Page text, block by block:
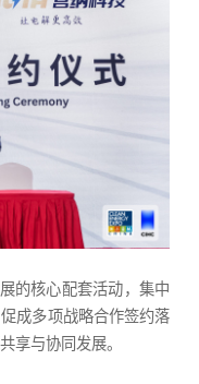
的核心配套活动，集中
成多项战略合作签约落
享与协同发展。